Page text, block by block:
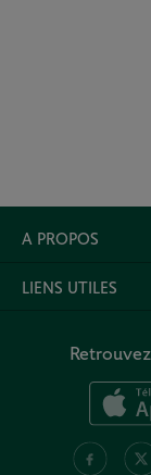
A PROPOS
LIENS UTILES